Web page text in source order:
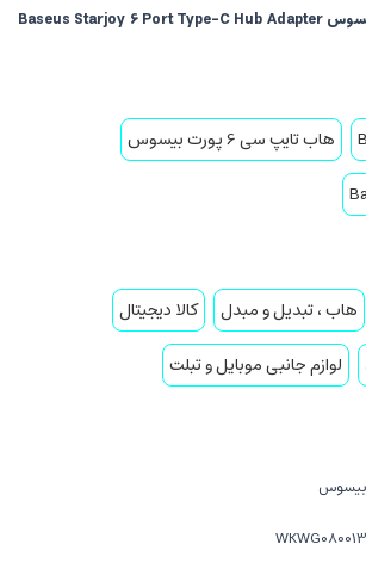
هاب تایپ سی 6 پورت بیسوس Baseus Starjoy 6 Port Type-C Hub Adapter
هاب تایپ سی 6 پورت بیسوس
هاب ، تبدیل و مبدل
کالا دیجیتال
لوازم جانبی موبایل و تبلت
بیسوس
WKWG080013